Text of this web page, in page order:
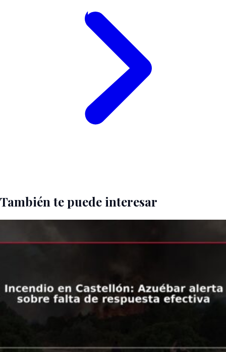
También te puede interesar